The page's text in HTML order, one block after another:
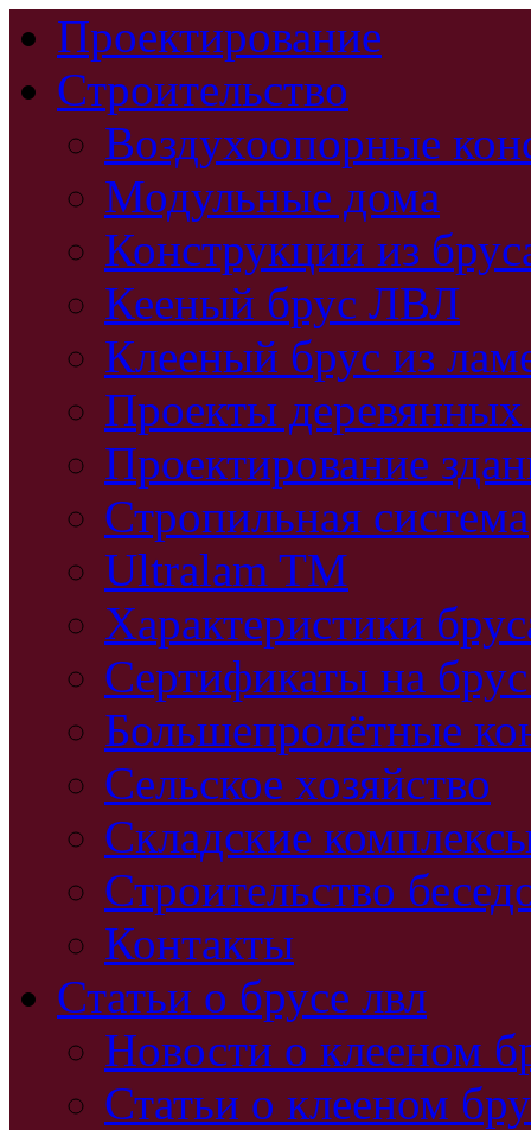
Проектирование
Строительство
Воздухоопорные
Модульные дома
Конструкции из
Кееный брус ЛВЛ
Клееный брус из
Проекты
Проектирование
Стропильная система
Ultralam TM
Характеристики
Сертификаты на
Большепролётные
Сельское хозяйство
Складские
Строительство
Контакты
Статьи о брусе лвл
Новости о клееном
Статьи о клееном